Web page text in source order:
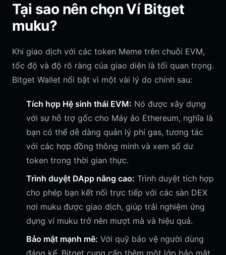
Tại sao nên chọn Ví Bitget
muku?
Khi giao dịch với các token Meme trên chuỗi EVM,
tốc độ và độ rõ ràng của giao diện là tối quan trọng.
Bitget Wallet nổi bật vì một vài lý do chính sau:
Tích hợp Hệ sinh thái EVM: Nó được xây dựng
với sự hỗ trợ gốc cho Máy ảo Ethereum, nghĩa là
bạn có thể dễ dàng quản lý phí gas, tương tác
với các hợp đồng thông minh và xem số dư
token trong thời gian thực.
Trình duyệt DApp nâng cao: Trình duyệt tích hợp
cho phép bạn kết nối trực tiếp với các sàn DEX
nơi muku được giao dịch, giúp trải nghiệm ứng
dụng ví muku trở nên mượt mà và hiệu quả.
Bảo mật mạnh mẽ: Với quỹ bảo vệ người dùng
đáng kể, Bitget cung cấp thêm một lớp bảo mật,